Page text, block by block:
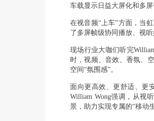
车载显示日益大屏化和多
在视音频“上车”方面，当
了多屏帧级协同播放、视
现场行业大咖们听完
时，视频、音效、香氛、
空间“氛围感”。
面向更高效、更舒适、更
William Wong强调，从视
景，助力实现专属的“移动